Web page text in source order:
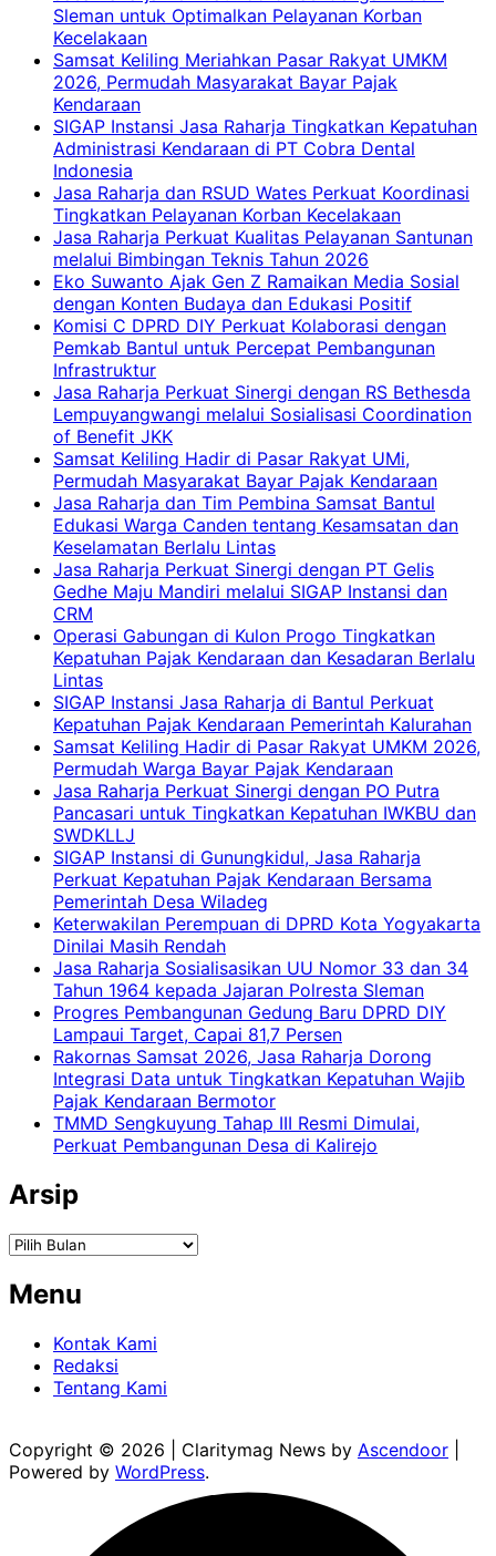
Sleman untuk Optimalkan Pelayanan Korban
Kecelakaan
Samsat Keliling Meriahkan Pasar Rakyat UMKM
2026, Permudah Masyarakat Bayar Pajak
Kendaraan
SIGAP Instansi Jasa Raharja Tingkatkan Kepatuhan
Administrasi Kendaraan di PT Cobra Dental
Indonesia
Jasa Raharja dan RSUD Wates Perkuat Koordinasi
Tingkatkan Pelayanan Korban Kecelakaan
Jasa Raharja Perkuat Kualitas Pelayanan Santunan
melalui Bimbingan Teknis Tahun 2026
Eko Suwanto Ajak Gen Z Ramaikan Media Sosial
dengan Konten Budaya dan Edukasi Positif
Komisi C DPRD DIY Perkuat Kolaborasi dengan
Pemkab Bantul untuk Percepat Pembangunan
Infrastruktur
Jasa Raharja Perkuat Sinergi dengan RS Bethesda
Lempuyangwangi melalui Sosialisasi Coordination
of Benefit JKK
Samsat Keliling Hadir di Pasar Rakyat UMi,
Permudah Masyarakat Bayar Pajak Kendaraan
Jasa Raharja dan Tim Pembina Samsat Bantul
Edukasi Warga Canden tentang Kesamsatan dan
Keselamatan Berlalu Lintas
Jasa Raharja Perkuat Sinergi dengan PT Gelis
Gedhe Maju Mandiri melalui SIGAP Instansi dan
CRM
Operasi Gabungan di Kulon Progo Tingkatkan
Kepatuhan Pajak Kendaraan dan Kesadaran Berlalu
Lintas
SIGAP Instansi Jasa Raharja di Bantul Perkuat
Kepatuhan Pajak Kendaraan Pemerintah Kalurahan
Samsat Keliling Hadir di Pasar Rakyat UMKM 2026,
Permudah Warga Bayar Pajak Kendaraan
Jasa Raharja Perkuat Sinergi dengan PO Putra
Pancasari untuk Tingkatkan Kepatuhan IWKBU dan
SWDKLLJ
SIGAP Instansi di Gunungkidul, Jasa Raharja
Perkuat Kepatuhan Pajak Kendaraan Bersama
Pemerintah Desa Wiladeg
Keterwakilan Perempuan di DPRD Kota Yogyakarta
Dinilai Masih Rendah
Jasa Raharja Sosialisasikan UU Nomor 33 dan 34
Tahun 1964 kepada Jajaran Polresta Sleman
Progres Pembangunan Gedung Baru DPRD DIY
Lampaui Target, Capai 81,7 Persen
Rakornas Samsat 2026, Jasa Raharja Dorong
Integrasi Data untuk Tingkatkan Kepatuhan Wajib
Pajak Kendaraan Bermotor
TMMD Sengkuyung Tahap III Resmi Dimulai,
Perkuat Pembangunan Desa di Kalirejo
Arsip
Arsip
Menu
Kontak Kami
Redaksi
Tentang Kami
Copyright © 2026 | Claritymag News by Ascendoor
Powered by WordPress.